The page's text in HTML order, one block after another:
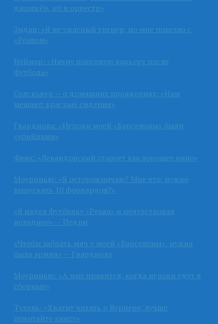
дирижёр, но и оркестр»
Зидан: «Я не ужасный тренер, но мне повезло с
«Реалом»
Неймар: «Начну покерную карьеру после
футбола»
Солскьяер — о домашних поражениях: «Нам
мешают красные сидения»
Гвардиола: «Игроки моей «Барселоны» были
«убийцами»
Флик: «Левандовский стареет как хорошее вино»
Моуринью: «Я осторожничаю? Мне что, нужно
выпускать 10 форвардов?»
«Я надел футболку «Реала» и почувствовал
неладное» — Педри
«Чтобы забрать мяч у моей «Барселоны», нужна
была армия» — Гвардиола
Моуринью: «А мне нравится, когда игроки едут в
сборные»
Тухель: «Хватит читать о Вернере, лучше
почитайте книгу»